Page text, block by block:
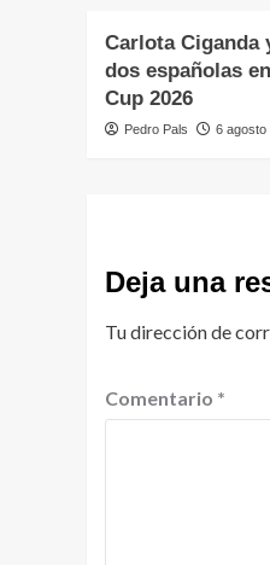
Carlota Ciganda
dos españolas
Cup 2026
Pedro Pals 6 agosto
Deja una
Tu dirección de
Comentario *